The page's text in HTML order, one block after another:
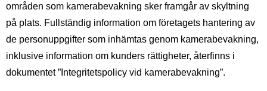
områden som kamerabevakning sker framgår av skyltning
på plats. Fullständig information om företagets hantering av
de personuppgifter som inhämtas genom kamerabevakning,
inklusive information om kunders rättigheter, återfinns i
dokumentet ”Integritetspolicy vid kamerabevakning”.